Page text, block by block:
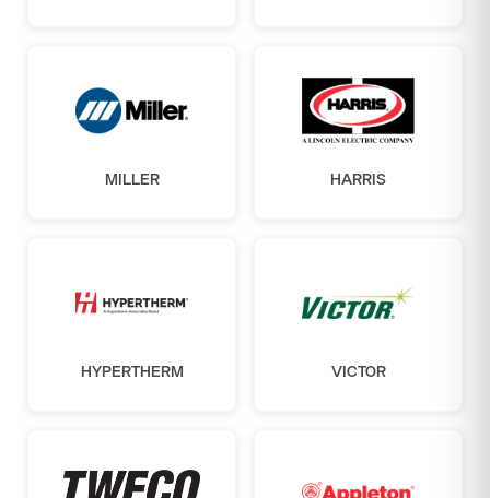
MILLER HARRIS
HYPERTHERM VICTOR